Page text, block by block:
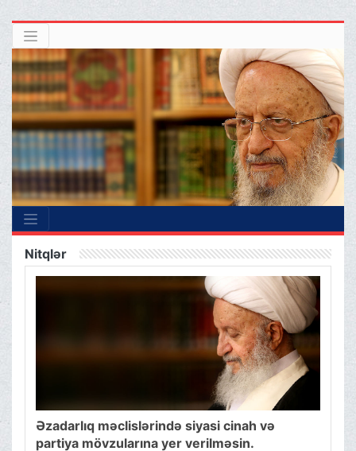
Nitqlər
Əzadarlıq məclislərində siyasi cinah və
partiya mövzularına yer verilməsin.